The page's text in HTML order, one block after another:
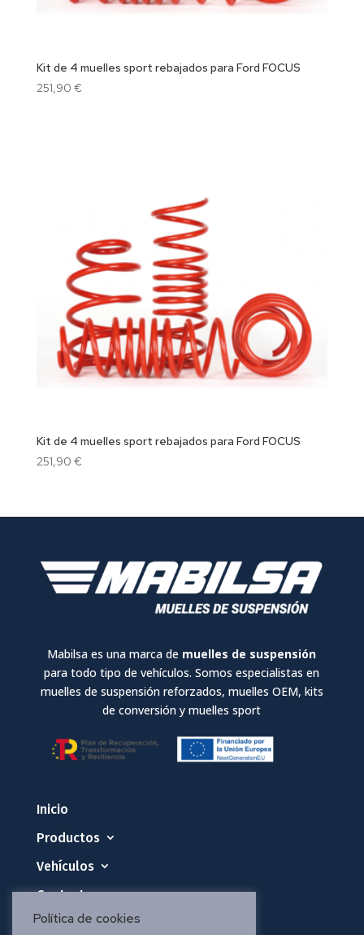
Kit de 4 muelles sport rebajados para Ford FOCUS
251,90 €
Kit de 4 muelles sport rebajados para Ford FOCUS
251,90 €
Mabilsa es una marca de muelles de suspensión
para todo tipo de vehículos. Somos especialistas en
muelles de suspensión reforzados, muelles OEM, kits
de conversión y muelles sport
Inicio
Productos
Vehículos
Contacto
Política de cookies